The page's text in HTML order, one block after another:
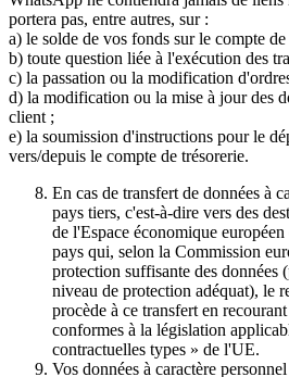
portera pas, entre autres, sur :
a) le solde de vos fonds sur le compte de
b) toute question liée à l'exécution des
c) la passation ou la modification
d) la modification ou la mise à jour des
client ;
e) la soumission d'instructions pour le
vers/depuis le compte de trésorerie.
En cas de transfert de données à
pays tiers, c'est-à-dire vers des
de l'Espace économique
pays qui, selon la Commission
protection suffisante des données
niveau de protection adéquat), le
procède à ce transfert en
conformes à la législation
contractuelles types » de l'UE.
Vos données à caractère